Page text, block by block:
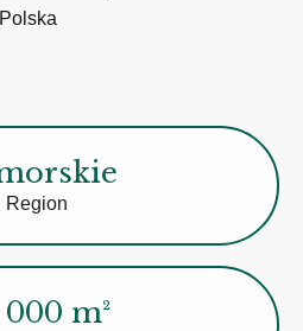
Region
000 m²